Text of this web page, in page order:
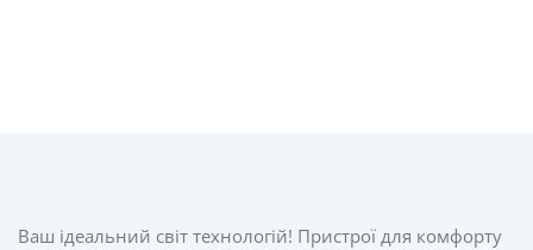
Ваш ідеальний світ технологій! Пристрої для комфорту